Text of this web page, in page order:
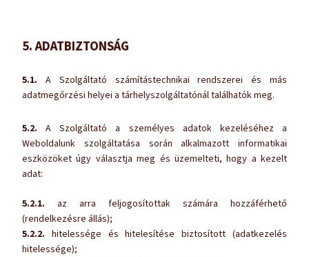
5. ADATBIZTONSÁG
5.1. A Szolgáltató számítástechnikai rendszerei és más
adatmegőrzési helyei a tárhelyszolgáltatónál találhatók meg.
5.2. A Szolgáltató a személyes adatok kezeléséhez a
Weboldalunk szolgáltatása során alkalmazott informatikai
eszközöket úgy választja meg és üzemelteti, hogy a kezelt
adat:
5.2.1. az arra feljogosítottak számára hozzáférhető
(rendelkezésre állás);
5.2.2. hitelessége és hitelesítése biztosított (adatkezelés
hitelessége);